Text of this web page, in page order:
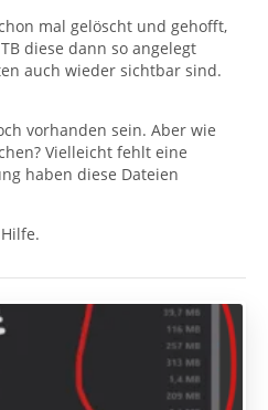
mal gelöscht und gehofft,
diese dann so angelegt
auch wieder sichtbar sind.
vorhanden sein. Aber wie
Vielleicht fehlt eine
haben diese Dateien